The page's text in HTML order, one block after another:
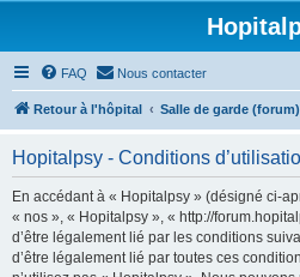
FAQ Nous contacter
Retour à l'hôpital Salle de garde (forum)
Hopitalpsy - Conditions
En accédant à « Hopitalpsy » (désigné ci-
« nos », « Hopitalpsy », « http://
d’être légalement lié par les conditions
d’être légalement lié par toutes ces